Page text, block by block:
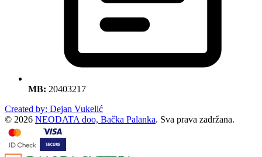
MB: 20403217
Created by: Dejan Vukelić
© 2026 NEODATA doo, Bačka Palanka. Sva prava zadržana.